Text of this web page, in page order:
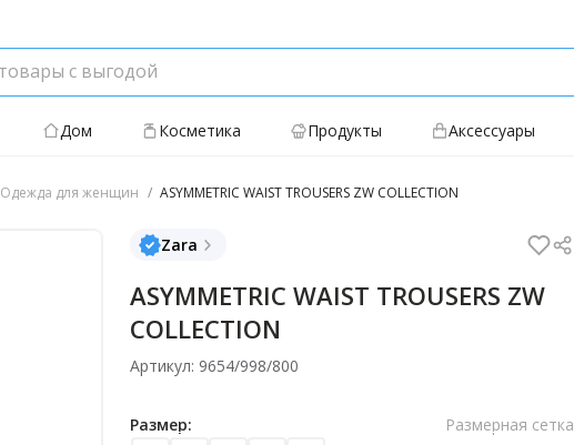
Дом Косметика Продукты Аксессуары
Одежда для женщин ASYMMETRIC WAIST TROUSERS ZW COLLECTION
Zara
ASYMMETRIC WAIST TROUSERS ZW
COLLECTION
Артикул: 9654/998/800
Размер:
Размерная сетка